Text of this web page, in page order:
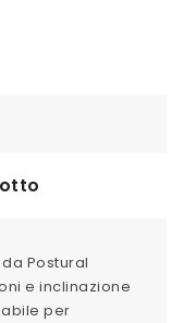
Postural
e inclinazione
per